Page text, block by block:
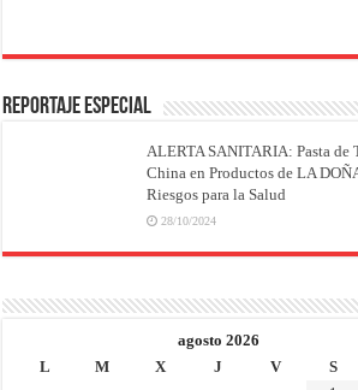
REPORTAJE ESPECIAL
ALERTA SANITARIA: Pasta de
China en Productos de LA
Riesgos para la Salud
28/10/2024
agosto 2026
L
M X J V S